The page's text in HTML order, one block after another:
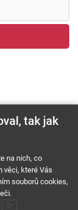
Kariéra
tak jak
na nich, co
věci, které Vás
souborů cookies,